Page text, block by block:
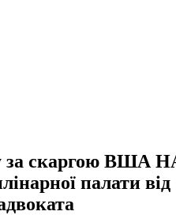
скаргою ВША
палати